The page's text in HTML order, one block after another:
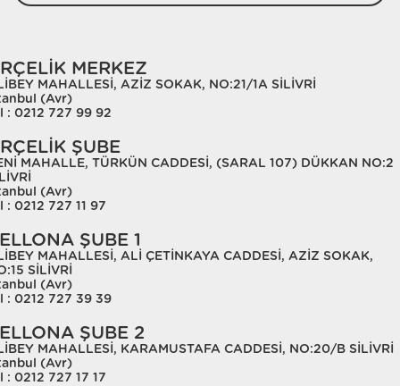
MERKEZ
MAHALLESİ, AZİZ SOKAK, NO:21/1A SİLİVRİ
(Avr)
: 0212 727 99 92
ŞUBE
MAHALLE, TÜRKÜN CADDESİ, (SARAL 107) DÜKKAN NO:2
(Avr)
: 0212 727 11 97
ŞUBE 1
MAHALLESİ, ALİ ÇETİNKAYA CADDESİ, AZİZ SOKAK,
SİLİVRİ
(Avr)
: 0212 727 39 39
ŞUBE 2
MAHALLESİ, KARAMUSTAFA CADDESİ, NO:20/B SİLİVRİ
(Avr)
: 0212 727 17 17